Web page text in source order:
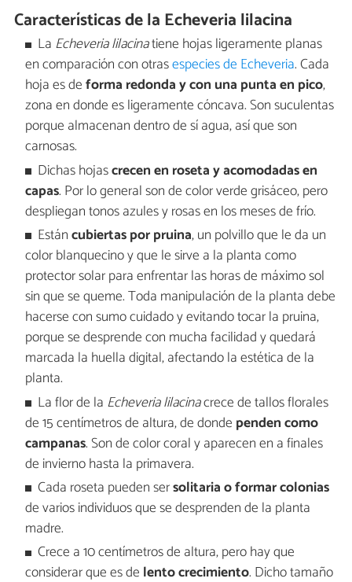
Características de la Echeveria lilacina
La Echeveria lilacinatiene hojas ligeramente planas
en comparación con otrasespecies de Echeveria. Cada
hoja es deforma redonda y con una punta en pico,
zona en donde es ligeramente cóncava. Son suculentas
porque almacenan dentro de sí agua, así que son
carnosas.
Dichas hojascrecen en roseta y acomodadas en
capas. Por lo general son de color verde grisáceo, pero
despliegan tonos azules y rosas en los meses de frío.
Estáncubiertas por pruina, un polvillo que le da un
color blanquecino y que le sirve a la planta como
protector solar para enfrentar las horas de máximo sol
sin que se queme. Toda manipulación de la planta debe
hacerse con sumo cuidado y evitando tocar la pruina,
porque se desprende con mucha facilidad y quedará
marcada la huella digital, afectando la estética de la
planta.
La flor de la Echeveria lilacinacrece de tallos florales
de 15 centímetros de altura, de donde penden como
campanas. Son de color coral y aparecen en a finales
de invierno hasta la primavera.
Cada roseta pueden sersolitaria o formar colonias
de varios individuos que se desprenden de la planta
madre.
Crece a 10 centímetros de altura, pero hay que
considerar que es de lento crecimiento. Dicho tamaño